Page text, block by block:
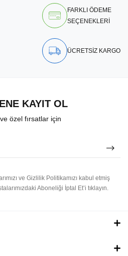
FARKLI ÖDEME
SEÇENEKLERİ
ÜCRETSİZ KARGO
KAYIT OL
özel fırsatlar için
ve Gizlilik Politikamızı kabul etmiş
Aboneliği İptal Et’i tıklayın.